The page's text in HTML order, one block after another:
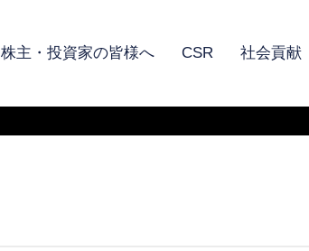
株主・投資家の皆様へ CSR 社会貢献